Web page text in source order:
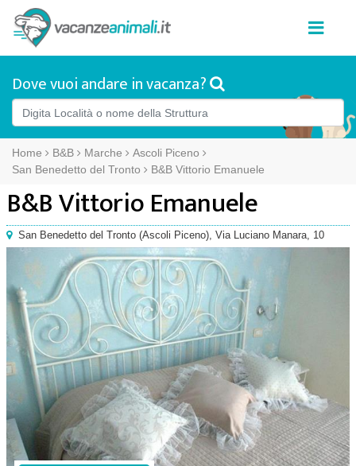
Dove vuoi andare in vacanza?
Home B&B Marche
Ascoli Piceno
San Benedetto del Tronto
B&B Vittorio Emanuele
B&B Vittorio Emanuele
San Benedetto del Tronto (Ascoli Piceno), Via Luciano Manara, 10